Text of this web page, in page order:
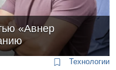
«Авнер
Технологии